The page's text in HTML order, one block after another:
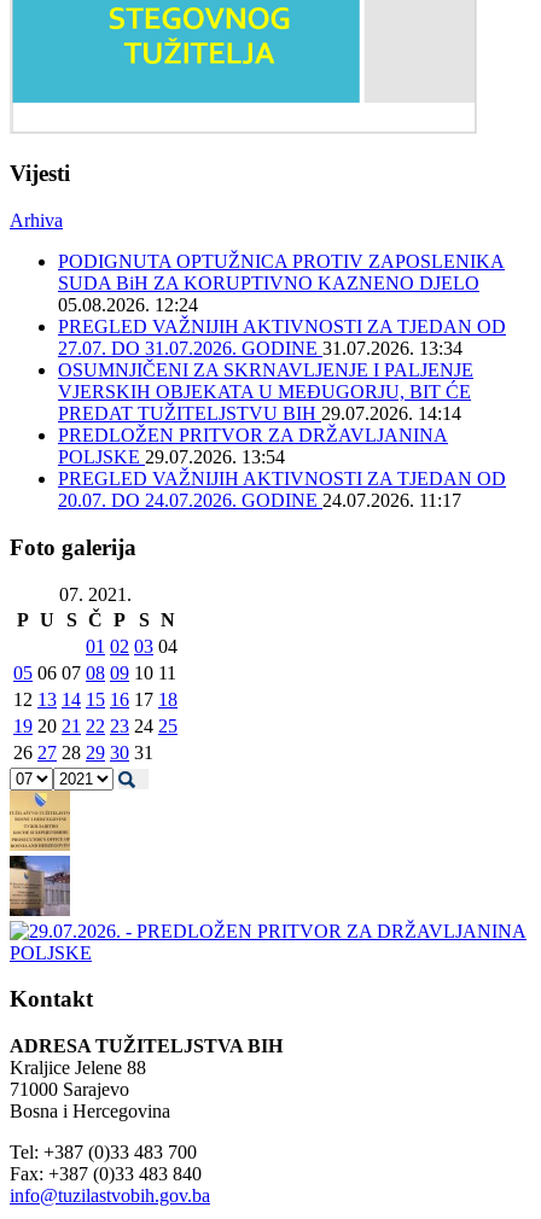
Vijesti
Arhiva
PODIGNUTA OPTUŽNICA PROTIV ZAPOSLENIKA
SUDA BiH ZA KORUPTIVNO KAZNENO DJELO
05.08.2026. 12:24
PREGLED VAŽNIJIH AKTIVNOSTI ZA TJEDAN OD
27.07. DO 31.07.2026. GODINE 31.07.2026. 13:34
OSUMNJIČENI ZA SKRNAVLJENJE I PALJENJE
VJERSKIH OBJEKATA U MEĐUGORJU, BIT ĆE
PREDAT TUŽITELJSTVU BIH 29.07.2026. 14:14
PREDLOŽEN PRITVOR ZA DRŽAVLJANINA
POLJSKE 29.07.2026. 13:54
PREGLED VAŽNIJIH AKTIVNOSTI ZA TJEDAN OD
20.07. DO 24.07.2026. GODINE 24.07.2026. 11:17
Foto galerija
07. 2021.
P U S Č P S N
01 02 03 04
05 06 07 08 09 10 11
12 13 14 15 16 17 18
19 20 21 22 23 24 25
26 27 28 29 30 31
Kontakt
ADRESA TUŽITELJSTVA BIH
Kraljice Jelene 88
71000 Sarajevo
Bosna i Hercegovina
Tel: +387 (0)33 483 700
Fax: +387 (0)33 483 840
info@tuzilastvobih.gov.ba